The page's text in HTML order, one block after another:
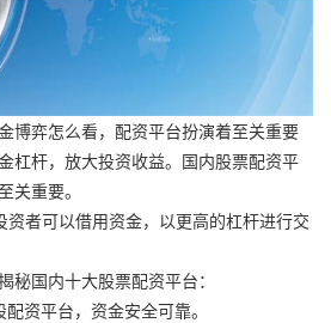
博弈怎么看，配资平台扮演着至关重要
杠杆，放大投资收益。国内股票配资平
关重要。
者可以借用资金，以更高的杠杆进行交
秘国内十大股票配资平台：
资平台，资金安全可靠。